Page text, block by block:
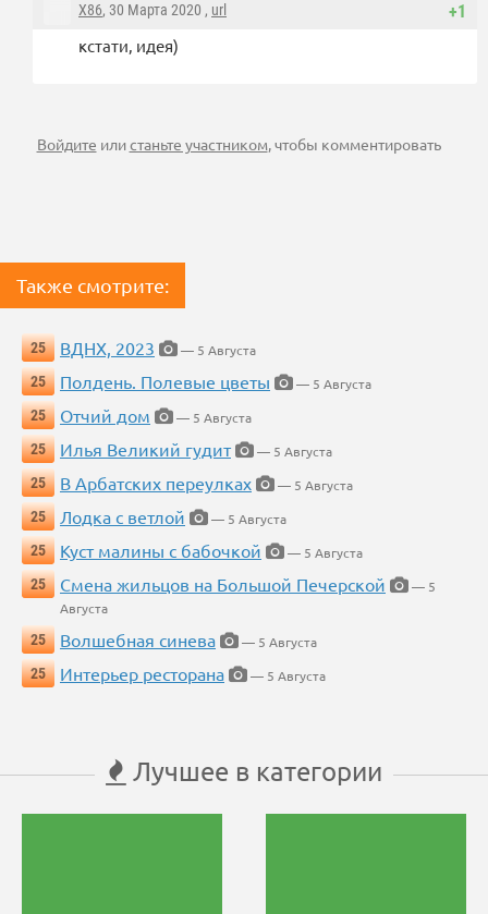
+1
X86, 30 Марта 2020 , url
кстати, идея)
Войдите илистаньте участником, чтобы комментировать
Также смотрите:
25 ВДНХ, 2023
— 5 Августа
25
Полдень. Полевые цветы
— 5 Августа
25
Отчий дом
— 5 Августа
25
Илья Великий гудит
— 5 Августа
25
В Арбатских переулках
— 5 Августа
25
Лодка с ветлой
— 5 Августа
25
Куст малины с бабочкой
— 5 Августа
25
Смена жильцов на Большой Печерской
— 5
Августа
25
Волшебная синева
— 5 Августа
25
Интерьер ресторана — 5 Августа
Лучшее в категории